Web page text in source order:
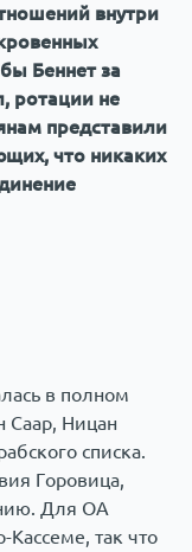
внутри
Беннет за
ротации не
представили
что никаких
в полном
Саар, Ницан
списка.
Горовица,
Для ОА
Кассеме, так что